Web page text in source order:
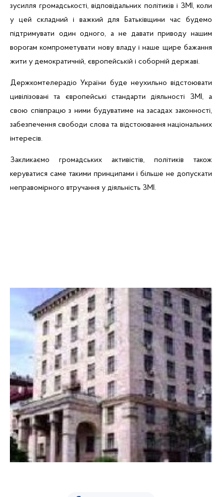
зусилля громадськості, відповідальних політиків і ЗМІ, коли
у цей складний і важкий для Батьківщини час будемо
підтримувати один одного, а не давати приводу нашим
ворогам компрометувати нову владу і наше щире бажання
жити у демократичній, європейській і соборній державі.
Держкомтелерадіо України буде неухильно відстоювати
цивілізовані та європейські стандарти діяльності ЗМІ, а
свою співпрацю з ними будуватиме на засадах законності,
забезпечення свободи слова та відстоювання національних
інтересів.
Закликаємо громадських активістів, політиків також
керуватися саме такими принципами і більше не допускати
неправомірного втручання у діяльність ЗМІ.